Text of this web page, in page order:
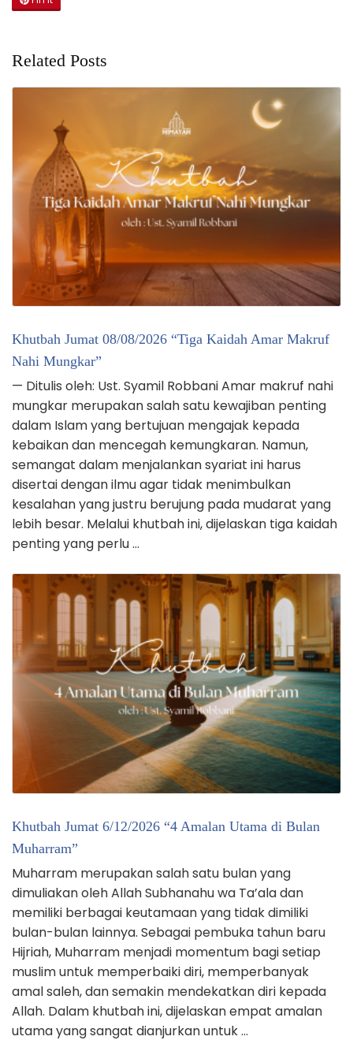
Related Posts
Khutbah Jumat 08/08/2026 “Tiga Kaidah Amar Makruf
Nahi Mungkar”
— Ditulis oleh: Ust. Syamil Robbani Amar makruf nahi
mungkar merupakan salah satu kewajiban penting
dalam Islam yang bertujuan mengajak kepada
kebaikan dan mencegah kemungkaran. Namun,
semangat dalam menjalankan syariat ini harus
disertai dengan ilmu agar tidak menimbulkan
kesalahan yang justru berujung pada mudarat yang
lebih besar. Melalui khutbah ini, dijelaskan tiga kaidah
penting yang perlu …
Khutbah Jumat 6/12/2026 “4 Amalan Utama di Bulan
Muharram”
Muharram merupakan salah satu bulan yang
dimuliakan oleh Allah Subhanahu wa Ta’ala dan
memiliki berbagai keutamaan yang tidak dimiliki
bulan-bulan lainnya. Sebagai pembuka tahun baru
Hijriah, Muharram menjadi momentum bagi setiap
muslim untuk memperbaiki diri, memperbanyak
amal saleh, dan semakin mendekatkan diri kepada
Allah. Dalam khutbah ini, dijelaskan empat amalan
utama yang sangat dianjurkan untuk …